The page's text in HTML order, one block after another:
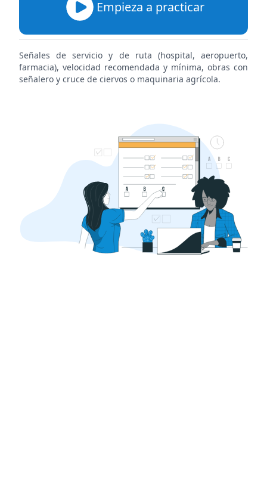
Empieza a practicar
Señales de servicio y de ruta (hospital, aeropuerto,
farmacia), velocidad recomendada y mínima, obras con
señalero y cruce de ciervos o maquinaria agrícola.